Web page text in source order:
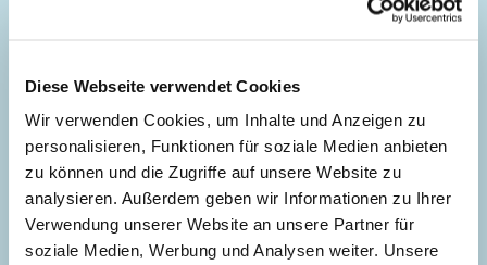
Diese Webseite verwendet Cookies
Wir verwenden Cookies, um Inhalte und Anzeigen zu
personalisieren, Funktionen für soziale Medien anbieten
zu können und die Zugriffe auf unsere Website zu
analysieren. Außerdem geben wir Informationen zu Ihrer
Verwendung unserer Website an unsere Partner für
soziale Medien, Werbung und Analysen weiter. Unsere